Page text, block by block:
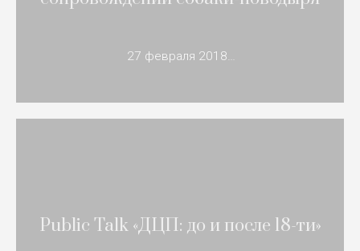
27 февраля 2018…
Public Talk «ДЦП: до и после 18-ти»